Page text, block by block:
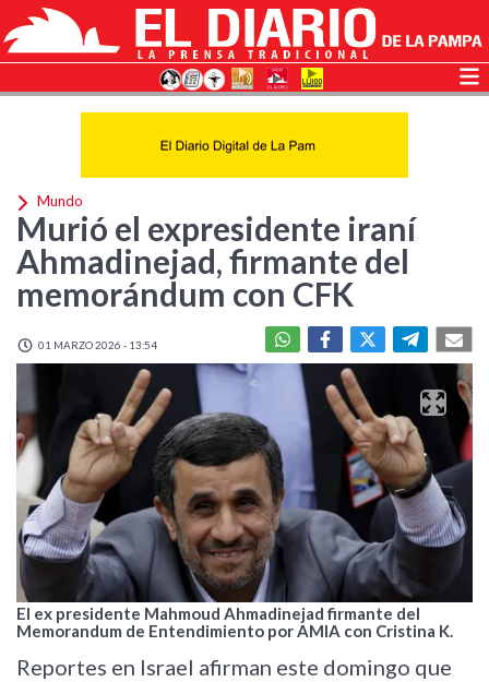
Mundo
Murió el expresidente iraní
Ahmadinejad, firmante del
memorándum con CFK
01 MARZO 2026 - 13:54
El ex presidente Mahmoud Ahmadinejad firmante del
Memorandum de Entendimiento por AMIA con Cristina K.
Reportes en Israel afirman este domingo que